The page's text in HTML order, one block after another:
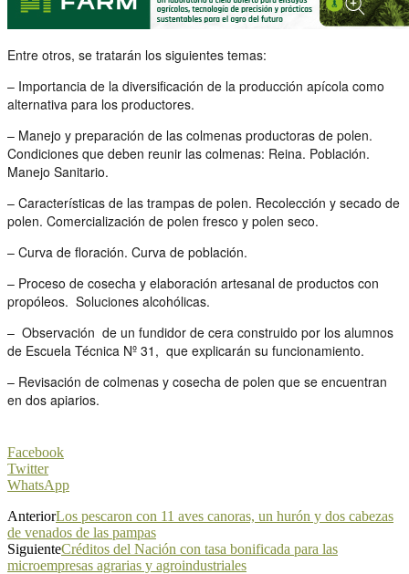
Entre otros, se tratarán los siguientes temas:
– Importancia de la diversificación de la producción apícola como
alternativa para los productores.
– Manejo y preparación de las colmenas productoras de polen.
Condiciones que deben reunir las colmenas: Reina. Población.
Manejo Sanitario.
– Características de las trampas de polen. Recolección y secado de
polen. Comercialización de polen fresco y polen seco.
– Curva de floración. Curva de población.
– Proceso de cosecha y elaboración artesanal de productos con
propóleos. Soluciones alcohólicas.
– Observación de un fundidor de cera construido por los alumnos
de Escuela Técnica Nº 31, que explicarán su funcionamiento.
– Revisación de colmenas y cosecha de polen que se encuentran
en dos apiarios.
Facebook
Twitter
WhatsApp
AnteriorLos pescaron con 11 aves canoras, un hurón y dos cabezas
de venados de las pampas
SiguienteCréditos del Nación con tasa bonificada para las
microempresas agrarias y agroindustriales